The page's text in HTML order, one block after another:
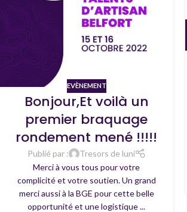
EVÈNEMENT
Bonjour,Et voilà un
premier braquage
rondement mené !!!!!
Publié par :
Tresors de luni
Merci à vous tous pour votre
complicité et votre soutien. Un grand
merci aussi à la BGE pour cette belle
opportunité et une logistique ...